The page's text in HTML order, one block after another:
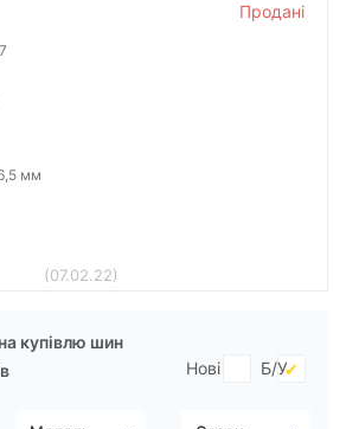
Продані
мм
(07.02.22)
купівлю шин
Нові Б/У